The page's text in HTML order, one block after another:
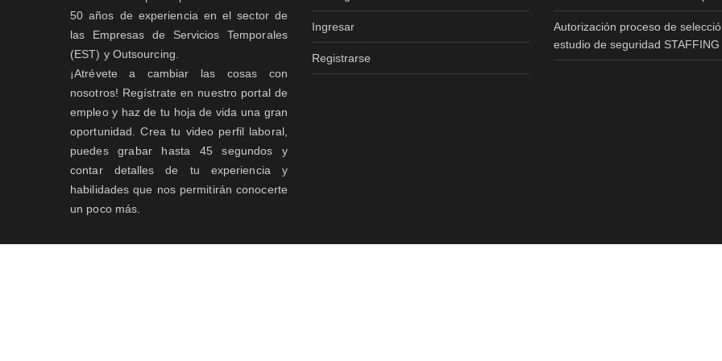
50 años de experiencia en el sector de
las Empresas de Servicios Temporales
(EST) y Outsourcing.
¡Atrévete a cambiar las cosas con
nosotros! Regístrate en nuestro portal de
empleo y haz de tu hoja de vida una gran
oportunidad. Crea tu video perfil laboral,
puedes grabar hasta 45 segundos y
contar detalles de tu experiencia y
habilidades que nos permitirán conocerte
un poco más.
Ingresar
Registrarse
Autorización proceso de
estudio de seguridad STAFFING